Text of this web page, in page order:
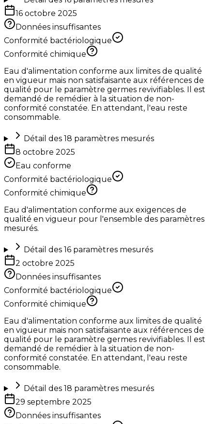
16 octobre 2025
Données insuffisantes
Conformité bactériologique
Conformité chimique
Eau d'alimentation conforme aux limites de qualité
en vigueur mais non satisfaisante aux références de
qualité pour le paramètre germes revivifiables. Il est
demandé de remédier à la situation de non-
conformité constatée. En attendant, l'eau reste
consommable.
Détail des 18 paramètres mesurés
8 octobre 2025
Eau conforme
Conformité bactériologique
Conformité chimique
Eau d'alimentation conforme aux exigences de
qualité en vigueur pour l'ensemble des paramètres
mesurés.
Détail des 16paramètres mesurés
2 octobre 2025
Données insuffisantes
Conformité bactériologique
Conformité chimique
Eau d'alimentation conforme aux limites de qualité
en vigueur mais non satisfaisante aux références de
qualité pour le paramètre germes revivifiables. Il est
demandé de remédier à la situation de non-
conformité constatée. En attendant, l'eau reste
consommable.
Détail des 18 paramètres mesurés
29 septembre 2025
Données insuffisantes